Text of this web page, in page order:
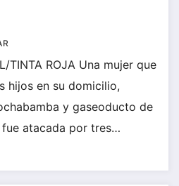
TINTA ROJA Una mujer que
hijos en su domicilio,
y gaseoducto de
atacada por tres…